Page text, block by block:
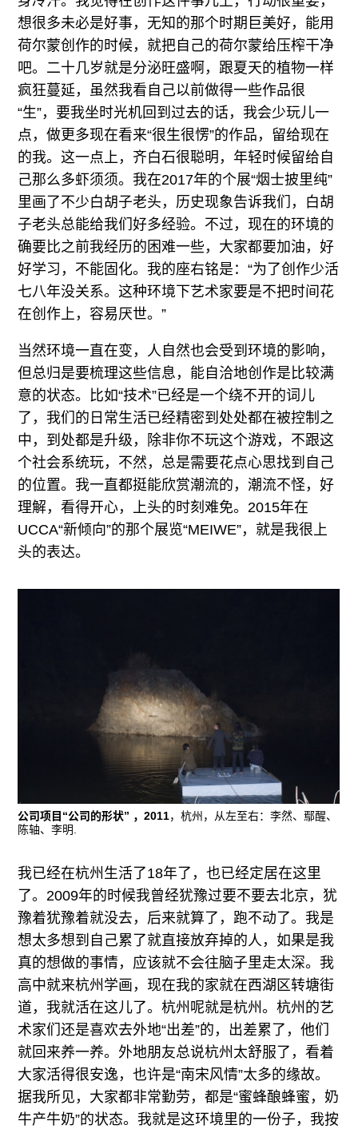
想很多未必是好事，无知的那个时期巨美好，能用
荷尔蒙创作的时候，就把自己的荷尔蒙给压榨干净
吧。二十几岁就是分泌旺盛啊，跟夏天的植物一样
疯狂蔓延，虽然我看自己以前做得一些作品很
“生”，要我坐时光机回到过去的话，我会少玩儿一
点，做更多现在看来“很生很愣”的作品，留给现在
的我。这一点上，齐白石很聪明，年轻时候留给自
己那么多虾须须。我在2017年的个展“烟士披里纯”
里画了不少白胡子老头，历史现象告诉我们，白胡
子老头总能给我们好多经验。不过，现在的环境的
确要比之前我经历的困难一些，大家都要加油，好
好学习，不能固化。我的座右铭是：“为了创作少活
七八年没关系。这种环境下艺术家要是不把时间花
在创作上，容易厌世。”
当然环境一直在变，人自然也会受到环境的影响，
但总归是要梳理这些信息，能自洽地创作是比较满
意的状态。比如“技术”已经是一个绕不开的词儿
了，我们的日常生活已经精密到处处都在被控制之
中，到处都是升级，除非你不玩这个游戏，不跟这
个社会系统玩，不然，总是需要花点心思找到自己
的位置。我一直都挺能欣赏潮流的，潮流不怪，好
理解，看得开心，上头的时刻难免。2015年在
UCCA“新倾向”的那个展览“MEIWE”，就是我很上
头的表达。
公司项目“公司的形状” ，2011，杭州，从左至右：李然、鄢醒、
陈轴、李明.
我已经在杭州生活了18年了，也已经定居在这里
了。2009年的时候我曾经犹豫过要不要去北京，犹
豫着犹豫着就没去，后来就算了，跑不动了。我是
想太多想到自己累了就直接放弃掉的人，如果是我
真的想做的事情，应该就不会往脑子里走太深。我
高中就来杭州学画，现在我的家就在西湖区转塘街
道，我就活在这儿了。杭州呢就是杭州。杭州的艺
术家们还是喜欢去外地“出差”的，出差累了，他们
就回来养一养。外地朋友总说杭州太舒服了，看着
大家活得很安逸，也许是“南宋风情”太多的缘故。
据我所见，大家都非常勤劳，都是“蜜蜂酿蜂蜜，奶
牛产牛奶”的状态。我就是这环境里的一份子，我按